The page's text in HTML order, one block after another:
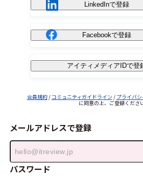
LinkedInで登録
Facebookで登録
アイティメディアIDで登
会員規約/ コミュニティガイドライン / プライバ
に同意の上、ご登録くださ
メールアドレスで登録
パスワード